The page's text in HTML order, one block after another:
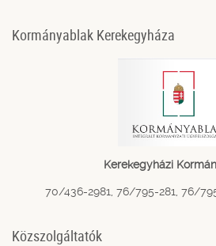
Kormányablak Kerekegyháza
Kerekegyházi
70/436-2981, 76/795-281, 76/
Közszolgáltatók